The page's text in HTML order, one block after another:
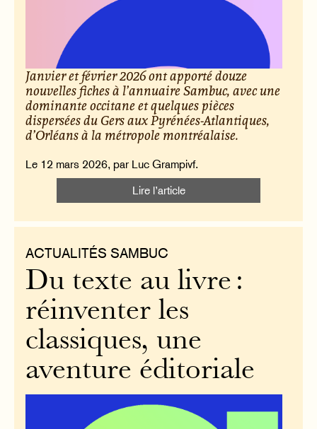
Janvier et février 2026 ont apporté douze
nouvelles fiches à l’annuaire Sambuc, avec une
dominante occitane et quelques pièces
dispersées du Gers aux Pyrénées-Atlantiques,
d’Orléans à la métropole montréalaise.
Le 12 mars 2026, par Luc Grampivf.
Lire l’article
ACTUALITÉS SAMBUC
Du texte au livre :
réinventer les
classiques, une
aventure éditoriale